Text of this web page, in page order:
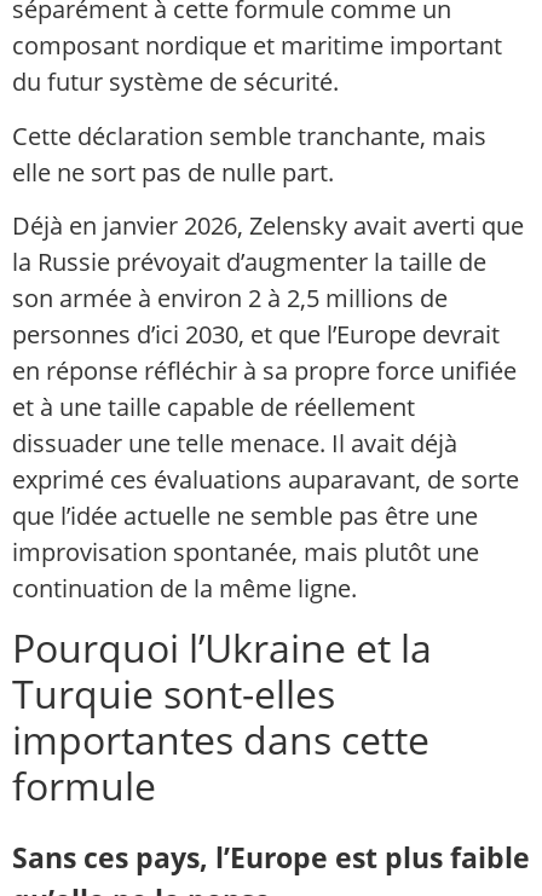
séparément à cette formule comme un
composant nordique et maritime important
du futur système de sécurité.
Cette déclaration semble tranchante, mais
elle ne sort pas de nulle part.
Déjà en janvier 2026, Zelensky avait averti que
la Russie prévoyait d’augmenter la taille de
son armée à environ 2 à 2,5 millions de
personnes d’ici 2030, et que l’Europe devrait
en réponse réfléchir à sa propre force unifiée
et à une taille capable de réellement
dissuader une telle menace. Il avait déjà
exprimé ces évaluations auparavant, de sorte
que l’idée actuelle ne semble pas être une
improvisation spontanée, mais plutôt une
continuation de la même ligne.
Pourquoi l’Ukraine et la
Turquie sont-elles
importantes dans cette
formule
Sans ces pays, l’Europe est plus faible